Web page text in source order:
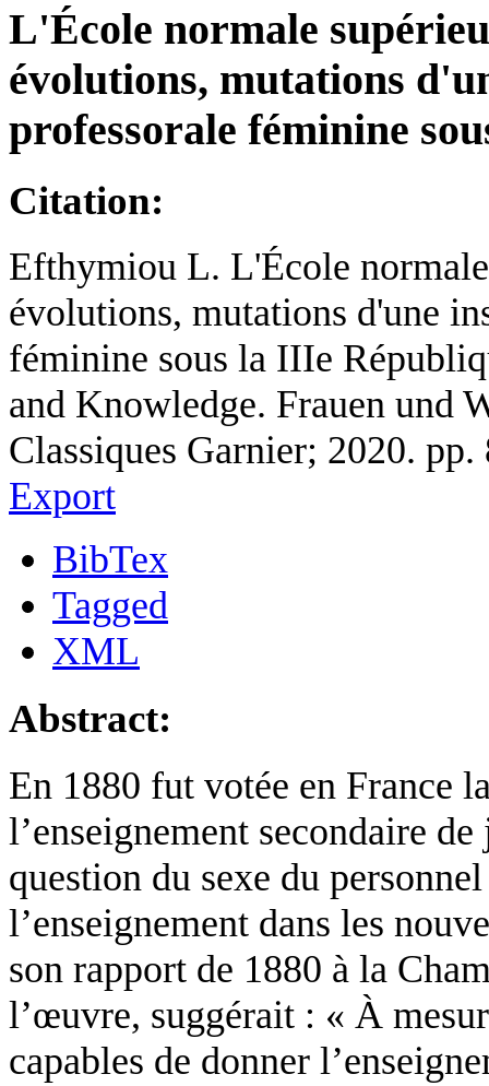
L'École normale
évolutions, mutations
professorale féminine
Citation:
Efthymiou L. L'École normale
évolutions, mutations d'une
féminine sous la IIIe
and Knowledge. Frauen und
Classiques Garnier; 2020. pp.
Export
BibTex
Tagged
XML
Abstract:
En 1880 fut votée en France
l’enseignement secondaire
question du sexe du
l’enseignement dans les
son rapport de 1880 à la
l’œuvre, suggérait : « À
capables de donner